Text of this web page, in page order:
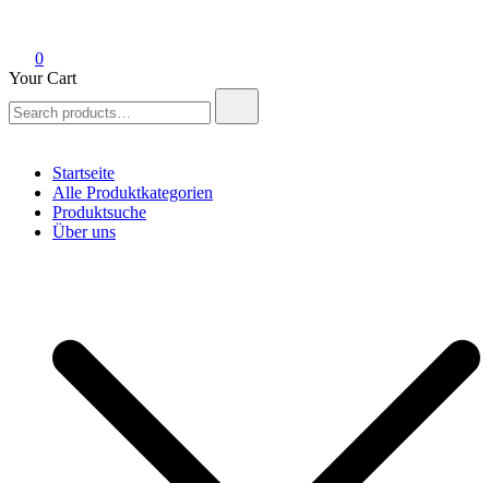
0
Your Cart
for:
Startseite
Alle Produktkategorien
Produktsuche
Über uns